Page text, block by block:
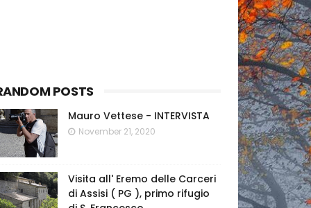
POSTS
Mauro Vettese - INTERVISTA
November 21, 2020
Visita all' Eremo delle Carceri
di Assisi ( PG ), primo rifugio